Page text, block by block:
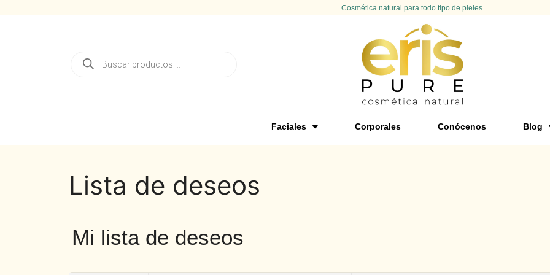
Cosmética natural para todo tipo de pieles.
Faciales Corporales Conócenos Blog
Lista de deseos
Mi lista de deseos